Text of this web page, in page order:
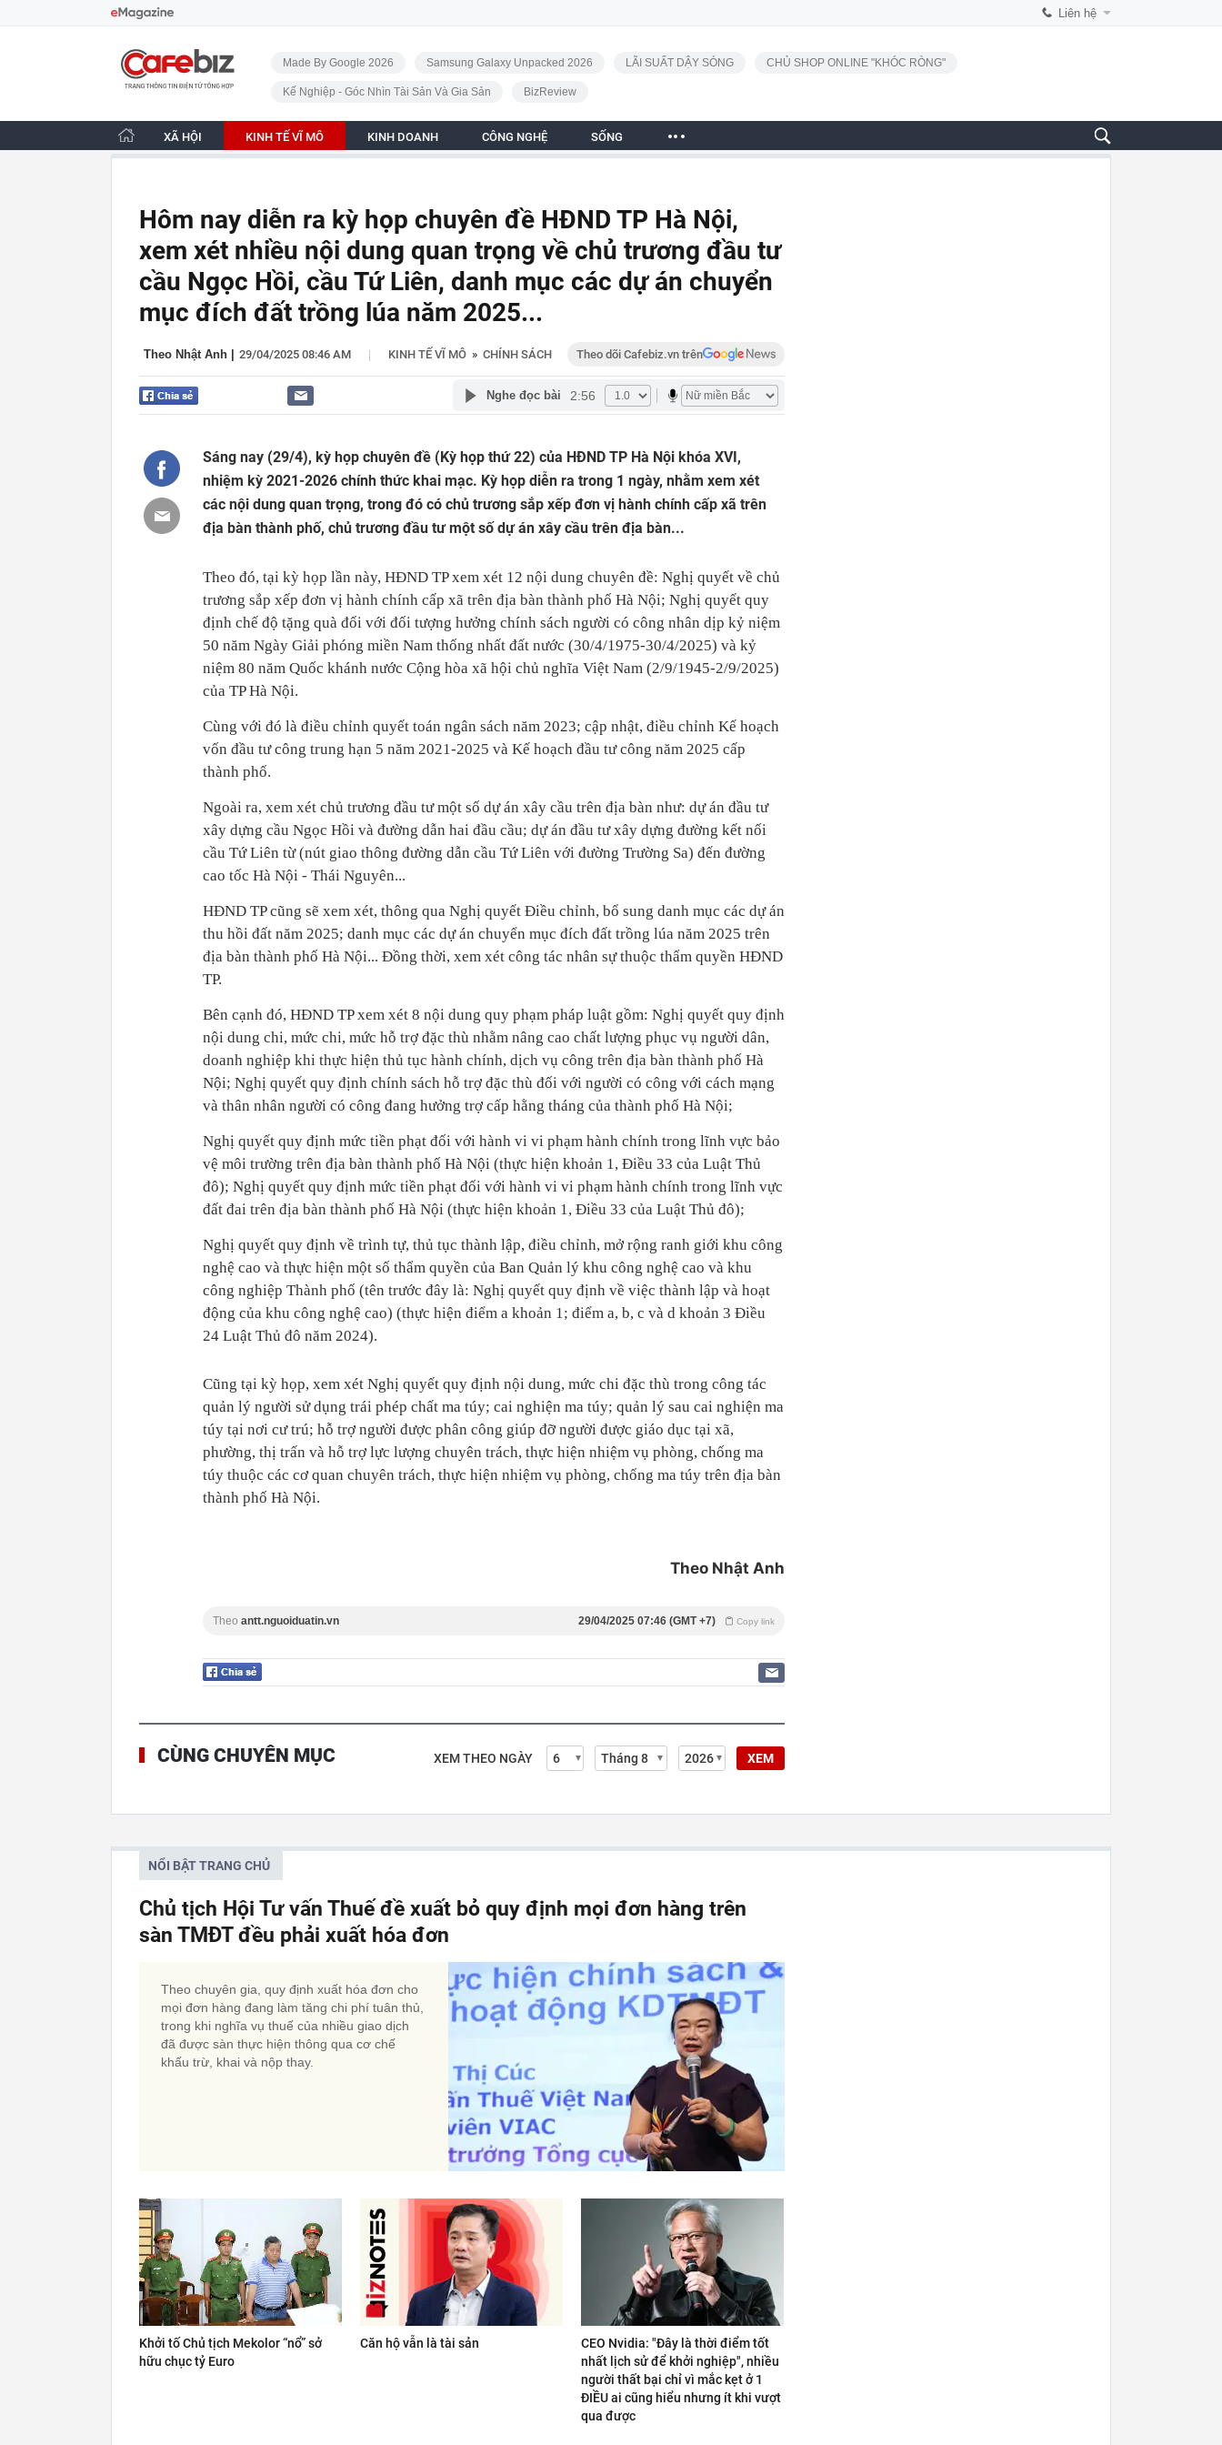
Liên hệ
CafeBiz - Trang chủ
Made By Google 2026 Samsung Galaxy Unpacked 2026 LÃI SUẤT DẬY SÓNG CHỦ SHOP ONLINE "KHÓC RÒNG"
Kế Nghiệp - Góc Nhìn Tài Sản Và Gia Sản BizReview
XÃ HỘI KINH TẾ VĨ MÔ KINH DOANH CÔNG NGHỆ SỐNG
Hôm nay diễn ra kỳ họp chuyên đề HĐND TP Hà Nội,
xem xét nhiều nội dung quan trọng về chủ trương đầu tư
cầu Ngọc Hồi, cầu Tứ Liên, danh mục các dự án chuyển
mục đích đất trồng lúa năm 2025...
Theo Nhật Anh 29/04/2025 08:46 AM | KINH TẾ VĨ MÔ » CHÍNH SÁCH Theo dõi Cafebiz.vn trên
Nghe đọc bài 2:56
Sáng nay (29/4), kỳ họp chuyên đề (Kỳ họp thứ 22) của HĐND TP Hà Nội khóa XVI,
nhiệm kỳ 2021-2026 chính thức khai mạc. Kỳ họp diễn ra trong 1 ngày, nhằm xem xét
các nội dung quan trọng, trong đó có chủ trương sắp xếp đơn vị hành chính cấp xã trên
địa bàn thành phố, chủ trương đầu tư một số dự án xây cầu trên địa bàn...
Theo đó, tại kỳ họp lần này, HĐND TP xem xét 12 nội dung chuyên đề: Nghị quyết về chủ
trương sắp xếp đơn vị hành chính cấp xã trên địa bàn thành phố Hà Nội; Nghị quyết quy
định chế độ tặng quà đối với đối tượng hưởng chính sách người có công nhân dịp kỷ niệm
50 năm Ngày Giải phóng miền Nam thống nhất đất nước (30/4/1975-30/4/2025) và kỷ
niệm 80 năm Quốc khánh nước Cộng hòa xã hội chủ nghĩa Việt Nam (2/9/1945-2/9/2025)
của TP Hà Nội.
Cùng với đó là điều chỉnh quyết toán ngân sách năm 2023; cập nhật, điều chỉnh Kế hoạch
vốn đầu tư công trung hạn 5 năm 2021-2025 và Kế hoạch đầu tư công năm 2025 cấp
thành phố.
Ngoài ra, xem xét chủ trương đầu tư một số dự án xây cầu trên địa bàn như: dự án đầu tư
xây dựng cầu Ngọc Hồi và đường dẫn hai đầu cầu; dự án đầu tư xây dựng đường kết nối
cầu Tứ Liên từ (nút giao thông đường dẫn cầu Tứ Liên với đường Trường Sa) đến đường
cao tốc Hà Nội - Thái Nguyên...
HĐND TP cũng sẽ xem xét, thông qua Nghị quyết Điều chỉnh, bổ sung danh mục các dự án
thu hồi đất năm 2025; danh mục các dự án chuyển mục đích đất trồng lúa năm 2025 trên
địa bàn thành phố Hà Nội... Đồng thời, xem xét công tác nhân sự thuộc thẩm quyền HĐND
TP.
Bên cạnh đó, HĐND TP xem xét 8 nội dung quy phạm pháp luật gồm: Nghị quyết quy định
nội dung chi, mức chi, mức hỗ trợ đặc thù nhằm nâng cao chất lượng phục vụ người dân,
doanh nghiệp khi thực hiện thủ tục hành chính, dịch vụ công trên địa bàn thành phố Hà
Nội; Nghị quyết quy định chính sách hỗ trợ đặc thù đối với người có công với cách mạng
và thân nhân người có công đang hưởng trợ cấp hằng tháng của thành phố Hà Nội;
Nghị quyết quy định mức tiền phạt đối với hành vi vi phạm hành chính trong lĩnh vực bảo
vệ môi trường trên địa bàn thành phố Hà Nội (thực hiện khoản 1, Điều 33 của Luật Thủ
đô); Nghị quyết quy định mức tiền phạt đối với hành vi vi phạm hành chính trong lĩnh vực
đất đai trên địa bàn thành phố Hà Nội (thực hiện khoản 1, Điều 33 của Luật Thủ đô);
Nghị quyết quy định về trình tự, thủ tục thành lập, điều chỉnh, mở rộng ranh giới khu công
nghệ cao và thực hiện một số thẩm quyền của Ban Quản lý khu công nghệ cao và khu
công nghiệp Thành phố (tên trước đây là: Nghị quyết quy định về việc thành lập và hoạt
động của khu công nghệ cao) (thực hiện điểm a khoản 1; điểm a, b, c và d khoản 3 Điều
24 Luật Thủ đô năm 2024).
Cũng tại kỳ họp, xem xét Nghị quyết quy định nội dung, mức chi đặc thù trong công tác
quản lý người sử dụng trái phép chất ma túy; cai nghiện ma túy; quản lý sau cai nghiện ma
túy tại nơi cư trú; hỗ trợ người được phân công giúp đỡ người được giáo dục tại xã,
phường, thị trấn và hỗ trợ lực lượng chuyên trách, thực hiện nhiệm vụ phòng, chống ma
túy thuộc các cơ quan chuyên trách, thực hiện nhiệm vụ phòng, chống ma túy trên địa bàn
thành phố Hà Nội.
Theo Nhật Anh
Theo antt.nguoiduatin.vn Copy link
29/04/2025 07:46 (GMT +7)
CÙNG CHUYÊN MỤC XEM THEO NGÀY XEM
NỔI BẬT TRANG CHỦ
Chủ tịch Hội Tư vấn Thuế đề xuất bỏ quy định mọi đơn hàng trên
sàn TMĐT đều phải xuất hóa đơn
Theo chuyên gia, quy định xuất hóa đơn cho
mọi đơn hàng đang làm tăng chi phí tuân thủ,
trong khi nghĩa vụ thuế của nhiều giao dịch
đã được sàn thực hiện thông qua cơ chế
khấu trừ, khai và nộp thay.
Khởi tố Chủ tịch Mekolor “nổ” sở
hữu chục tỷ Euro
Căn hộ vẫn là tài sản
CEO Nvidia: "Đây là thời điểm tốt
nhất lịch sử để khởi nghiệp", nhiều
người thất bại chỉ vì mắc kẹt ở 1
ĐIỀU ai cũng hiểu nhưng ít khi vượt
qua được